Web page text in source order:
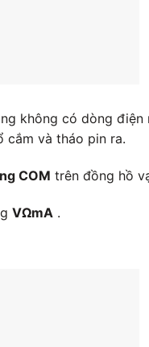
không có dòng
cắm và tháo pin ra.
COM trên đồng hồ
VΩmA .